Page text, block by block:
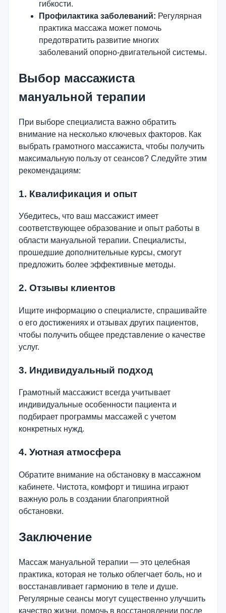
гибкости.
Профилактика заболеваний: Регулярная
практика массажа может помочь
предотвратить развитие многих
заболеваний опорно-двигательной системы.
Выбор массажиста
мануальной терапии
При выборе специалиста важно обратить
внимание на несколько ключевых факторов. Как
выбрать грамотного массажиста, чтобы получить
максимальную пользу от сеансов? Следуйте этим
рекомендациям:
1. Квалификация и опыт
Убедитесь, что ваш массажист имеет
соответствующее образование и опыт работы в
области мануальной терапии. Специалисты,
прошедшие дополнительные курсы, смогут
предложить более эффективные методы.
2. Отзывы клиентов
Ищите информацию о специалисте, спрашивайте
о его достижениях и отзывах других пациентов,
чтобы получить общее представление о качестве
услуг.
3. Индивидуальный подход
Грамотный массажист всегда учитывает
индивидуальные особенности пациента и
подбирает программы массажей с учетом
конкретных нужд.
4. Уютная атмосфера
Обратите внимание на обстановку в массажном
кабинете. Чистота, комфорт и тишина играют
важную роль в создании благоприятной
обстановки.
Заключение
Массаж мануальной терапии — это целебная
практика, которая не только облегчает боль, но и
восстанавливает гармонию в теле и душе.
Регулярные сеансы могут существенно улучшить
качество жизни, помочь в восстановлении после